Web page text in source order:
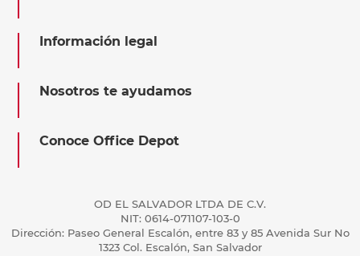
Información legal
Nosotros te ayudamos
Conoce Office Depot
OD EL SALVADOR LTDA DE C.V.
NIT: 0614-071107-103-0
Dirección: Paseo General Escalón, entre 83 y 85 Avenida Sur No
1323 Col. Escalón, San Salvador